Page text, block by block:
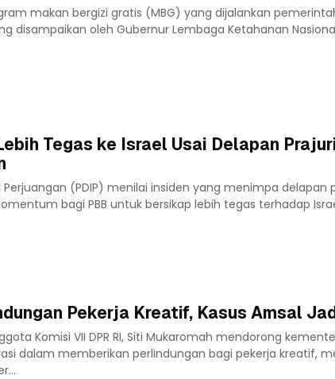
makan bergizi gratis (MBG) yang dijalankan
disampaikan oleh Gubernur Lembaga Ketahanan
Tegas ke Israel Usai Delapan
Perjuangan (PDIP) menilai insiden yang menimpa delapan
bagi PBB untuk bersikap lebih tegas terhadap
Pekerja Kreatif, Kasus Amsal
Komisi VII DPR RI, Siti Mukaromah mendorong
dalam memberikan perlindungan bagi pekerja kreatif,